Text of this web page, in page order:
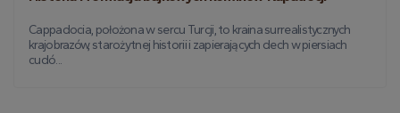
Cappadocia, położona w sercu Turcji, to kraina surrealistycznych
krajobrazów, starożytnej historii i zapierających dech w piersiach
cudó...